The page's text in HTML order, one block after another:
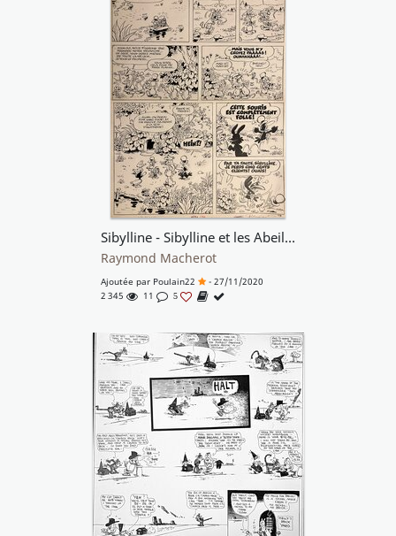
Sibylline - Sibylline et les Abeilles
Raymond Macherot
Ajoutée par Poulain22
- 27/11/2020
2 345
11 5